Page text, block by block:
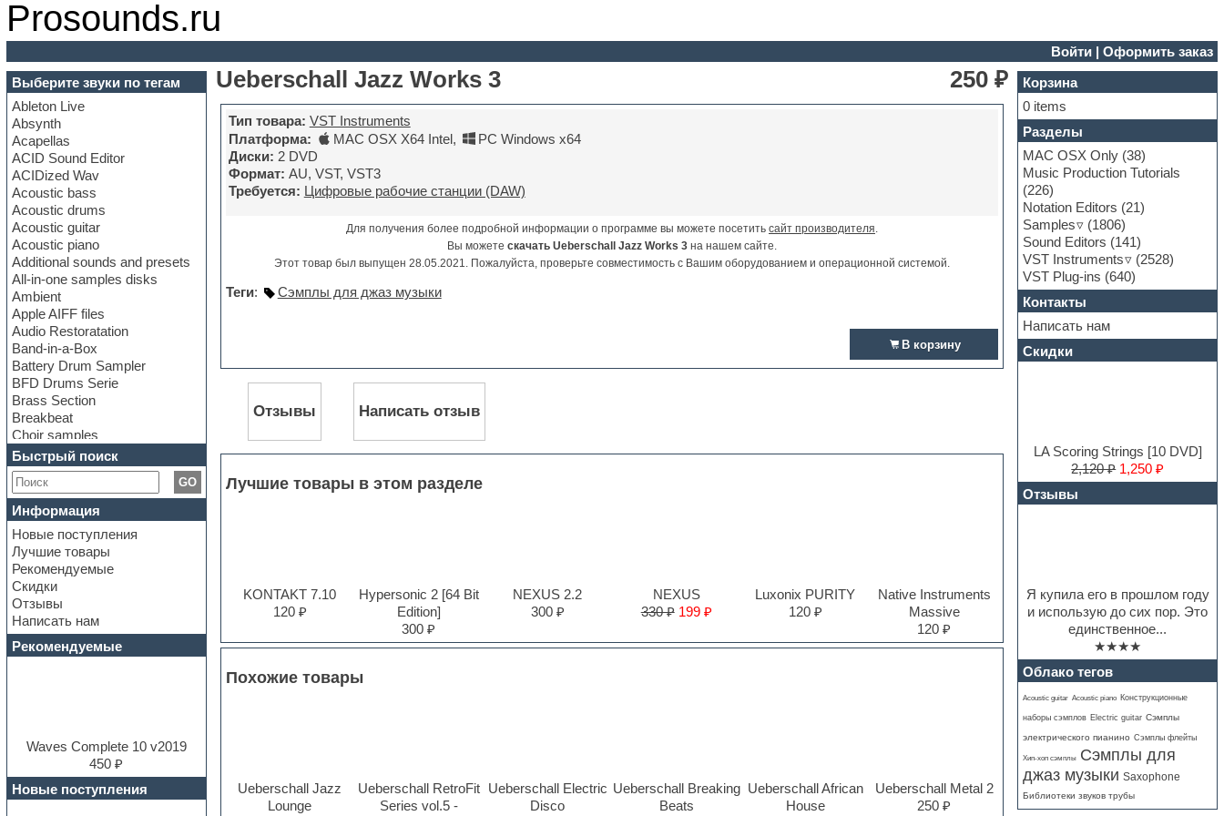
Prosounds.ru
Войти |Оформить заказ
Выберите звуки по тегам
Ableton Live
Absynth
Acapellas
ACID Sound Editor
ACIDized Wav
Acoustic bass
Acoustic drums
Acoustic guitar
Acoustic piano
Additional sounds and presets
All-in-one samples disks
Ambient
Apple AIFF files
Audio Restoratation
Band-in-a-Box
Battery Drum Sampler
BFD Drums Serie
Brass Section
Breakbeat
Choir samples
Chris Hein Samples
Cinematic samples
Club bass
Club leads
Club sounds
Construction kits
Convolution
Cubase
Dance drums
Dance music production
tutorials
DAW
Disco samples
Dubstep
E-MU Samples
Electric bass
Electric guitar
Быстрый поиск
GO
Информация
Новые поступления
Лучшие товары
Рекомендуемые
Скидки
Отзывы
Написать нам
Рекомендуемые
Waves Complete 10 v2019
450 ₽
Новые поступления
Ueberschall Jazz Works 3 250 ₽
Тип товара: VST Instruments
Платформа:
MAC OSX X64 Intel,
PC Windows x64
Диски: 2 DVD
Формат: AU, VST, VST3
Требуется: Цифровые рабочие станции (DAW)
Для получения более подробной информации о программе вы можете посетить сайт производителя.
Вы можете скачать Ueberschall Jazz Works 3на нашем сайте.
Этот товар был выпущен 28.05.2021. Пожалуйста, проверьте совместимость с Вашим оборудованием и операционной системой.
Теги: Сэмплы для джаз музыки
В корзину
Отзывы Написать отзыв
Лучшие товары в этом разделе
KONTAKT 7.10
120 ₽
Hypersonic 2 [64 Bit
Edition]
300 ₽
NEXUS 2.2
300 ₽
NEXUS
330 ₽ 199 ₽
Luxonix PURITY
120 ₽
Native Instruments
Massive
120 ₽
Похожие товары
Ueberschall Jazz
Lounge
Ueberschall RetroFit
Series vol.5 -
Ueberschall Electric
Disco
Ueberschall Breaking
Beats
Ueberschall African
House
Ueberschall Metal 2
250 ₽
Корзина
0 items
Разделы
MAC OSX Only (38)
Music Production Tutorials
(226)
Notation Editors (21)
Samples
(1806)
Sound Editors (141)
VST Instruments
(2528)
VST Plug-ins (640)
Контакты
Написать нам
Скидки
LA Scoring Strings [10 DVD]
2,120 ₽ 1,250 ₽
Отзывы
Я купила его в прошлом году
и использую до сих пор. Это
единственное...
★★★★
Облако тегов
Acoustic guitar Acoustic piano Конструкционные
наборы сэмплов Electric guitar Сэмплы
электрического пианино Сэмплы флейты
Хип-хоп сэмплы Сэмплы для
джаз музыки Saxophone
Библиотеки звуков трубы